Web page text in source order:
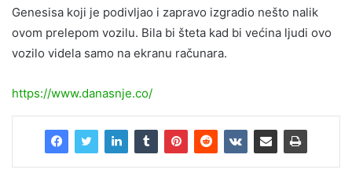
Genesisa koji je podivljao i zapravo izgradio nešto nalik
ovom prelepom vozilu. Bila bi šteta kad bi većina ljudi ovo
vozilo videla samo na ekranu računara.
https://www.danasnje.co/